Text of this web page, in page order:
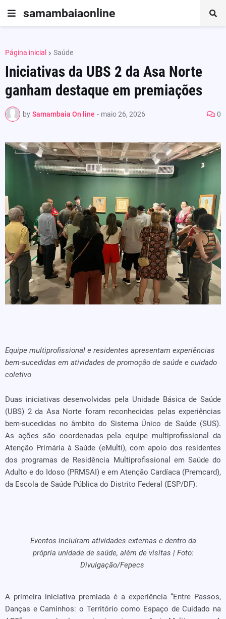
samambaiaonline
Página inicial Saúde
Iniciativas da UBS 2 da Asa Norte
ganham destaque em premiações
by Samambaia On line - maio 26, 2026 0
Equipe multiprofissional e residentes apresentam experiências
bem-sucedidas em atividades de promoção de saúde e cuidado
coletivo
Duas iniciativas desenvolvidas pela Unidade Básica de Saúde
(UBS) 2 da Asa Norte foram reconhecidas pelas experiências
bem-sucedidas no âmbito do Sistema Único de Saúde (SUS).
As ações são coordenadas pela equipe multiprofissional da
Atenção Primária à Saúde (eMulti), com apoio dos residentes
dos programas de Residência Multiprofissional em Saúde do
Adulto e do Idoso (PRMSAI) e em Atenção Cardíaca (Premcard),
da Escola de Saúde Pública do Distrito Federal (ESP/DF).
Eventos incluíram atividades externas e dentro da
própria unidade de saúde, além de visitas | Foto:
Divulgação/Fepecs
A primeira iniciativa premiada é a experiência “Entre Passos,
Danças e Caminhos: o Território como Espaço de Cuidado na